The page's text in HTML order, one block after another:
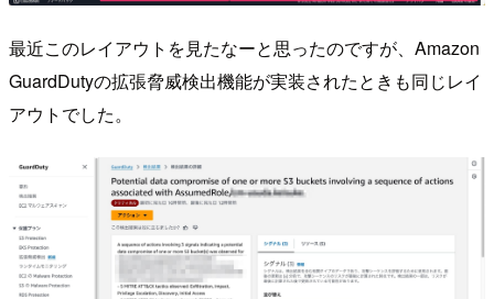
最近このレイアウトを見たなーと思ったのですが、Amazon
GuardDutyの拡張脅威検出機能が実装されたときも同じレイ
アウトでした。